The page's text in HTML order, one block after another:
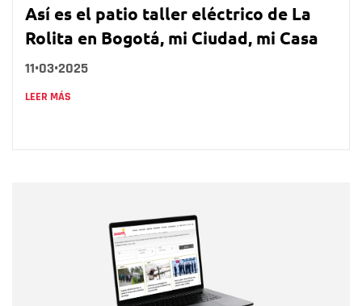
Así es el patio taller eléctrico de La
Rolita en Bogotá, mi Ciudad, mi Casa
11•03•2025
LEER MÁS
Correo electrónico